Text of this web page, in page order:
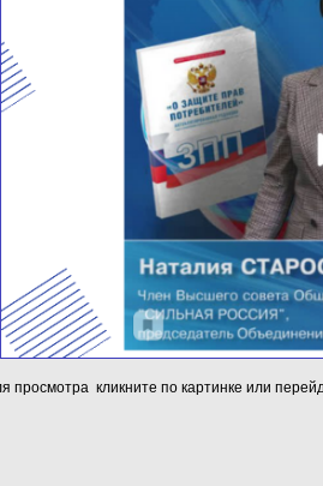
просмотра кликните по картинке или